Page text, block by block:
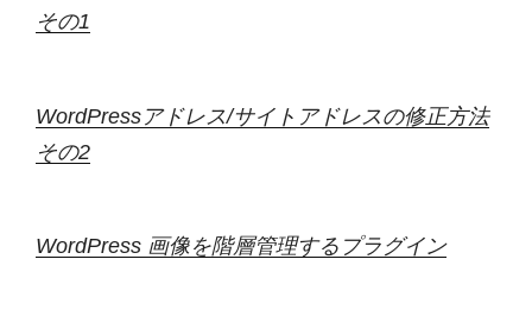
その1
WordPressアドレス/サイトアドレスの修正方法
その2
WordPress 画像を階層管理するプラグイン